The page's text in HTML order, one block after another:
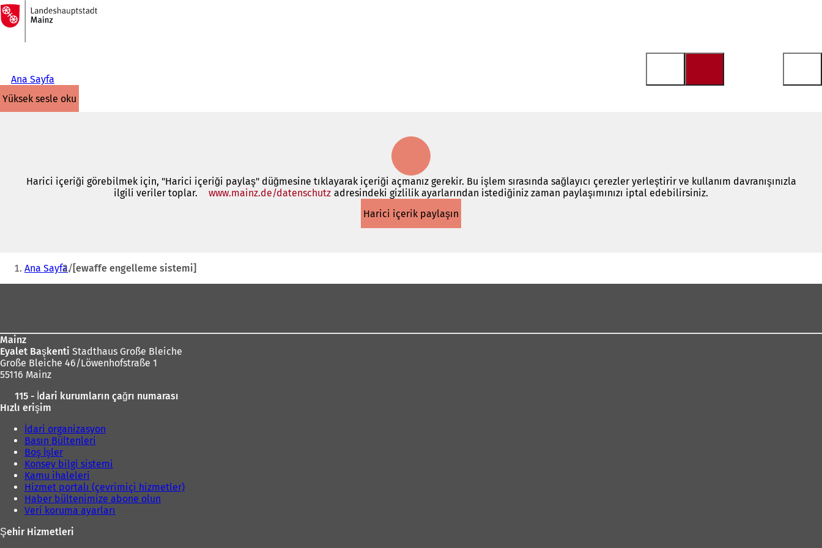
İçeriğe atla
Ana
sayfaya
Ana Sayfa
yüksek sesle oku
Harici içeriği görebilmek için, "Harici içeriği paylaş" düğmesine tıklayarak içeriği açmanız gerekir. Bu işlem sırasında sağlayıcı çerezler yerleştirir ve kullanım davranışınızla
ilgili veriler toplar.
www.mainz.de/datenschutz(Yeni
sekmede
adresindeki gizlilik ayarlarından istediğiniz zaman paylaşımınızı iptal edebilirsiniz.
Harici içerik paylaşın
Buradasınız:
Ana Sayfa [ewaffe engelleme sistemi]
Mainz
Eyalet Başkenti Stadthaus Große Bleiche
Große Bleiche 46/Löwenhofstraße 1
55116 Mainz
115 - İdari kurumların çağrı numarası
Hızlı erişim
İdari organizasyon
Basın Bültenleri
Boş İşler
Konsey bilgi sistemi
Kamu ihaleleri
Hizmet portalı (çevrimiçi hizmetler)
Haber bültenimize abone olun
Veri koruma ayarları
Şehir Hizmetleri